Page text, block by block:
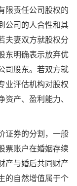
限责任公司股权的
公司的人合性和其
夫妻双方就股权分
东明确表示放弃优
司股东。若双方就
业评估机构对股权
产、盈利能力、
证券的分割，一般
票账户在婚姻存续
产与婚后共同财产
的自然增值属于个